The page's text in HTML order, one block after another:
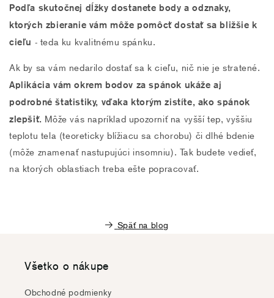
Podľa skutočnej dĺžky dostanete body a odznaky,
ktorých zbieranie vám môže pomôcť dostať sa bližšie k
cieľu - teda ku kvalitnému spánku.
Ak by sa vám nedarilo dostať sa k cieľu, nič nie je stratené.
Aplikácia vám okrem bodov za spánok ukáže aj
podrobné štatistiky, vďaka ktorým zistíte, ako spánok
zlepšiť. Môže vás napríklad upozorniť na vyšší tep, vyššiu
teplotu tela (teoreticky blížiacu sa chorobu) či dlhé bdenie
(môže znamenať nastupujúci insomniu). Tak budete vedieť,
na ktorých oblastiach treba ešte popracovať.
Späť na blog
Všetko o nákupe
Obchodné podmienky